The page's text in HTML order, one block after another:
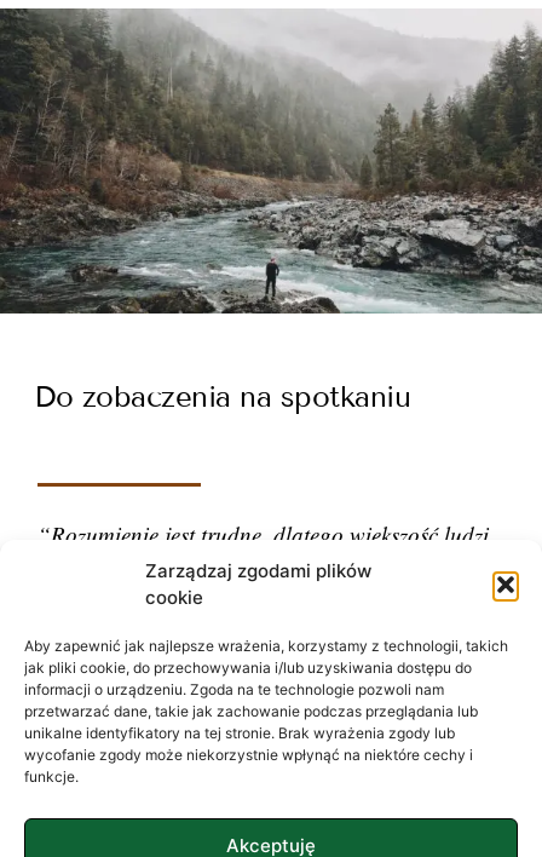
Zarządzaj zgodami plików
cookie
Aby zapewnić jak najlepsze wrażenia, korzystamy z technologii, takich
jak pliki cookie, do przechowywania i/lub uzyskiwania dostępu do
informacji o urządzeniu. Zgoda na te technologie pozwoli nam
przetwarzać dane, takie jak zachowanie podczas przeglądania lub
unikalne identyfikatory na tej stronie. Brak wyrażenia zgody lub
wycofanie zgody może niekorzystnie wpłynąć na niektóre cechy i
funkcje.
Akceptuję
Do zobaczenia na spotkaniu
“Rozumienie jest trudne, dlatego większość ludzi
– Carl Gustav Jung